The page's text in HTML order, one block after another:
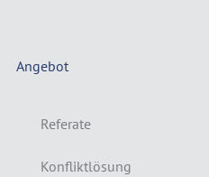
Angebot
Referate
Konfliktlösung